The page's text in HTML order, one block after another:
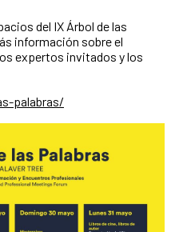
del IX Árbol de las
información sobre el
expertos invitados y los
palabras/